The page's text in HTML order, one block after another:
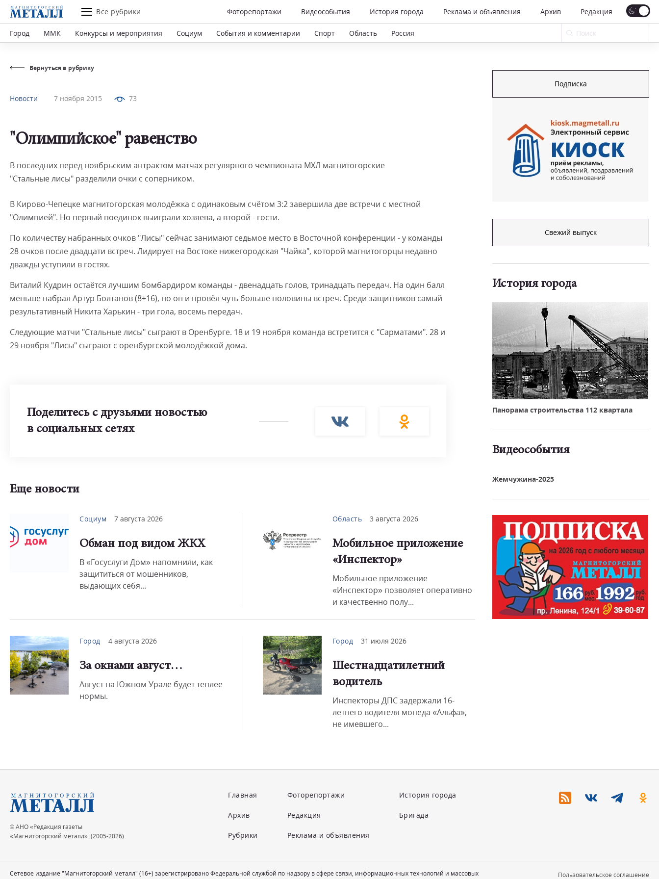
Все рубрики Фоторепортажи Видеособытия История города Реклама и объявления Архив Редакция
Город ММК Конкурсы и мероприятия Социум События и комментарии Спорт Область Россия
Вернуться в рубрику
Новости 7 ноября 2015 73
"Олимпийское" равенство
В последних перед ноябрьским антрактом матчах регулярного чемпионата МХЛ магнитогорские
"Стальные лисы" разделили очки с соперником.
В Кирово-Чепецке магнитогорская молодёжка с одинаковым счётом 3:2 завершила две встречи с местной
"Олимпией". Но первый поединок выиграли хозяева, а второй - гости.
По количеству набранных очков "Лисы" сейчас занимают седьмое место в Восточной конференции - у команды
28 очков после двадцати встреч. Лидирует на Востоке нижегородская "Чайка", которой магнитогорцы недавно
дважды уступили в гостях.
Виталий Кудрин остаётся лучшим бомбардиром команды - двенадцать голов, тринадцать передач. На один балл
меньше набрал Артур Болтанов (8+16), но он и провёл чуть больше половины встреч. Среди защитников самый
результативный Никита Харькин - три гола, восемь передач.
Следующие матчи "Стальные лисы" сыграют в Оренбурге. 18 и 19 ноября команда встретится с "Сарматами". 28 и
29 ноября "Лисы" сыграют с оренбургской молодёжкой дома.
Поделитесь с друзьями новостью
в социальных сетях
Еще новости
Социум 7 августа 2026
Обман под видом ЖКХ
В «Госуслуги Дом» напомнили, как
защититься от мошенников,
выдающих себя...
Область 3 августа 2026
Мобильное приложение
«Инспектор»
Мобильное приложение
«Инспектор» позволяет оперативно
и качественно полу...
Город 4 августа 2026
За окнами август…
Август на Южном Урале будет теплее
нормы.
Город 31 июля 2026
Шестнадцатилетний
водитель
Инспекторы ДПС задержали 16-
летнего водителя мопеда «Альфа»,
не имевшего...
Подписка
Свежий выпуск
История города
Панорама строительства 112 квартала
Видеособытия
Жемчужина-2025
© АНО «Редакция газеты
«Магнитогорский металл». (2005-2026).
Главная
Архив
Рубрики
Фоторепортажи
Редакция
Реклама и объявления
История города
Бригада
Сетевое издание "Магнитогорский металл" (16+) зарегистрировано Федеральной службой по надзору в сфере связи, информационных технологий и массовых
Пользовательское соглашение